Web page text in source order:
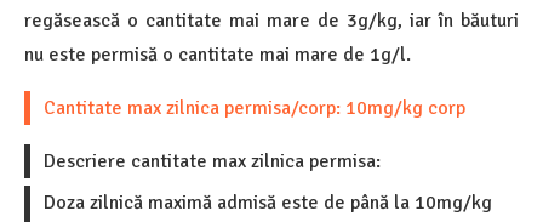
regăsească o cantitate mai mare de 3g/kg, iar în băuturi
nu este permisă o cantitate mai mare de 1g/l.
Cantitate max zilnica permisa/corp: 10mg/kg corp
Descriere cantitate max zilnica permisa:
Doza zilnică maximă admisă este de până la 10mg/kg